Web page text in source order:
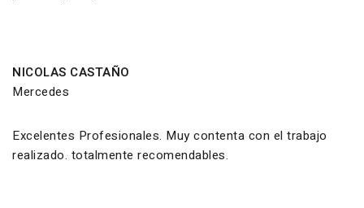
NICOLAS CASTAÑO
Mercedes
Excelentes Profesionales. Muy contenta con el trabajo
realizado. totalmente recomendables.